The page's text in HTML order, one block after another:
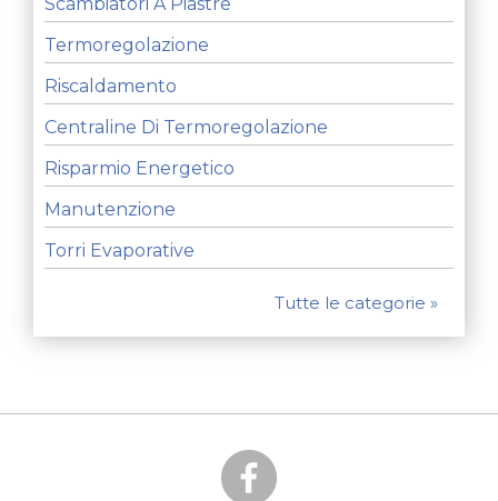
Termoregolazione
Riscaldamento
Centraline Di Termoregolazione
Risparmio Energetico
Manutenzione
Torri Evaporative
Tutte le categorie »